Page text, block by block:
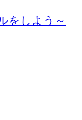
をしよう～